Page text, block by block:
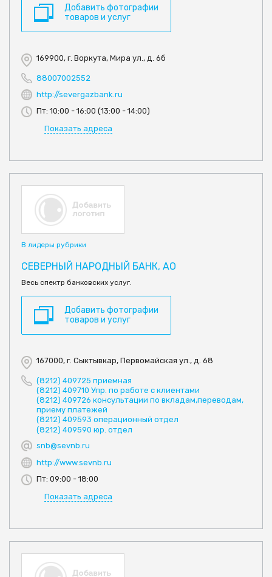
Добавить фотографии
товаров и услуг
169900, г. Воркута, Мира ул., д. 6б
88007002552
http://severgazbank.ru
Пт: 10:00 - 16:00 (13:00 - 14:00)
Показать адреса
В лидеры рубрики
СЕВЕРНЫЙ НАРОДНЫЙ БАНК, АО
Весь спектр банковских услуг.
Добавить фотографии
товаров и услуг
167000, г. Сыктывкар, Первомайская ул., д. 68
(8212) 409725 приемная
(8212) 409710 Упр. по работе с клиентами
(8212) 409726 консультации по вкладам,переводам,
приему платежей
(8212) 409593 операционный отдел
(8212) 409590 юр. отдел
snb@sevnb.ru
http://www.sevnb.ru
Пт: 09:00 - 18:00
Показать адреса